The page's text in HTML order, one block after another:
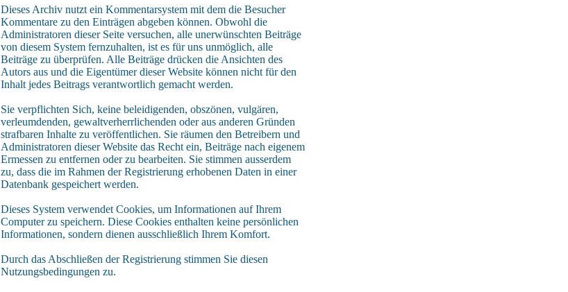
Dieses Archiv nutzt ein Kommentarsystem mit dem die Besucher
Kommentare zu den Einträgen abgeben können. Obwohl die
Administratoren dieser Seite versuchen, alle unerwünschten Beiträge
von diesem System fernzuhalten, ist es für uns unmöglich, alle
Beiträge zu überprüfen. Alle Beiträge drücken die Ansichten des
Autors aus und die Eigentümer dieser Website können nicht für den
Inhalt jedes Beitrags verantwortlich gemacht werden.
Sie verpflichten Sich, keine beleidigenden, obszönen, vulgären,
verleumdenden, gewaltverherrlichenden oder aus anderen Gründen
strafbaren Inhalte zu veröffentlichen. Sie räumen den Betreibern und
Administratoren dieser Website das Recht ein, Beiträge nach eigenem
Ermessen zu entfernen oder zu bearbeiten. Sie stimmen ausserdem
zu, dass die im Rahmen der Registrierung erhobenen Daten in einer
Datenbank gespeichert werden.
Dieses System verwendet Cookies, um Informationen auf Ihrem
Computer zu speichern. Diese Cookies enthalten keine persönlichen
Informationen, sondern dienen ausschließlich Ihrem Komfort.
Durch das Abschließen der Registrierung stimmen Sie diesen
Nutzungsbedingungen zu.